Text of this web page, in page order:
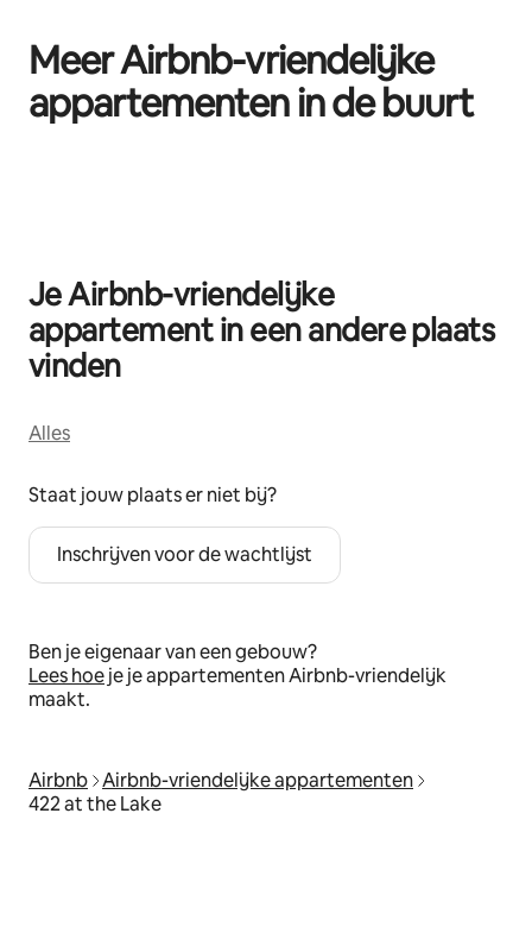
Meer Airbnb-vriendelijke
appartementen in de buurt
Je Airbnb-vriendelijke
appartement in een andere plaats
vinden
Alles
Staat jouw plaats er niet bij?
Inschrijven voor de wachtlijst
Ben je eigenaar van een gebouw?
Lees hoeje je appartementen Airbnb-vriendelijk
maakt.
Airbnb Airbnb-vriendelijke appartementen
422 at the Lake